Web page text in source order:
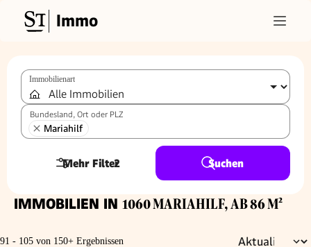
Immo
Immobilienart
Bundesland, Ort oder PLZ
Mariahilf
Mehr Filter
2 Suchen
IMMOBILIEN IN 1060 MARIAHILF, AB 86 M²
91 - 105 von 150+ Ergebnissen